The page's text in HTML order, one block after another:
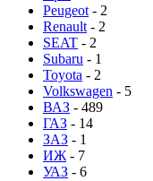
Peugeot - 2
Renault - 2
SEAT - 2
Subaru - 1
Toyota - 2
Volkswagen - 5
ВАЗ - 489
ГАЗ - 14
ЗАЗ - 1
ИЖ - 7
УАЗ - 6